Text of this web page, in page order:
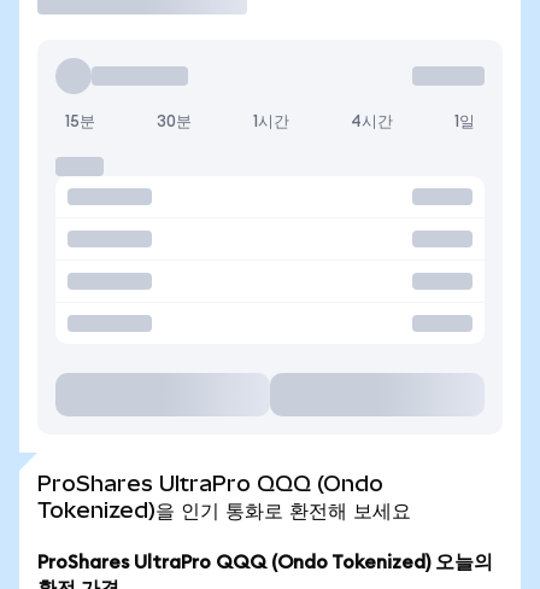
15분 30분 1시간 4시간 1일
ProShares UltraPro QQQ (Ondo
Tokenized)을 인기 통화로 환전해 보세요
ProShares UltraPro QQQ (Ondo Tokenized) 오늘의